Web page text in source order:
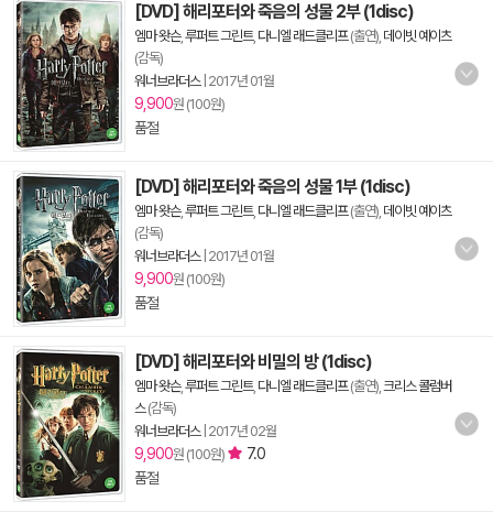
[DVD] 해리포터와 죽음의 성물 2부 (1disc)
엠마 왓슨, 루퍼트 그린트, 다니엘 래드클리프(출연), 데이빗 예이츠
(감독)
워너브라더스| 2017년 01월
9,900원 (100원)
품절
[DVD] 해리포터와 죽음의 성물 1부 (1disc)
엠마 왓슨, 루퍼트 그린트, 다니엘 래드클리프(출연), 데이빗 예이츠
(감독)
워너브라더스| 2017년 01월
9,900원 (100원)
품절
[DVD] 해리포터와 비밀의 방 (1disc)
엠마 왓슨, 루퍼트 그린트, 다니엘 래드클리프(출연), 크리스 콜럼버
스(감독)
워너브라더스| 2017년 02월
9,900원 (100원)
7.0
품절